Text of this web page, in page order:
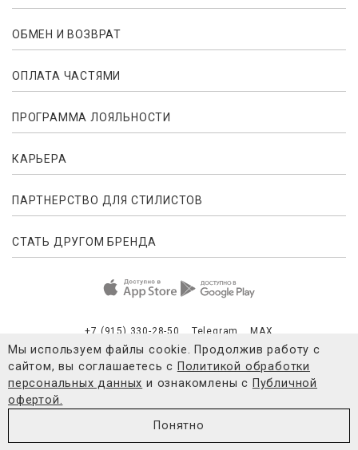
ОБМЕН И ВОЗВРАТ
ОПЛАТА ЧАСТЯМИ
ПРОГРАММА ЛОЯЛЬНОСТИ
КАРЬЕРА
ПАРТНЕРСТВО ДЛЯ СТИЛИСТОВ
СТАТЬ ДРУГОМ БРЕНДА
+7 (915) 330-28-50 Telegram MAX
Согласие на обработку персональных
© 2021-2026 4FORMS
Мы используем файлы cookie. Продолжив работу с
сайтом, вы соглашаетесь с Политикой обработки
персональных данных и ознакомлены с Публичной
офертой.
Понятно